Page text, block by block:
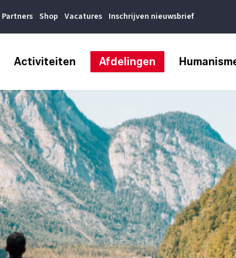
Partners Shop Vacatures Inschrijven nieuwsbrief
Activiteiten Afdelingen